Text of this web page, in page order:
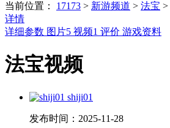
当前位置： 17173 > 新游频道 > 法宝 >
详情
详细参数 图片5 视频1 评价 游戏资料
法宝视频
shiji01
发布时间： 2025-11-28